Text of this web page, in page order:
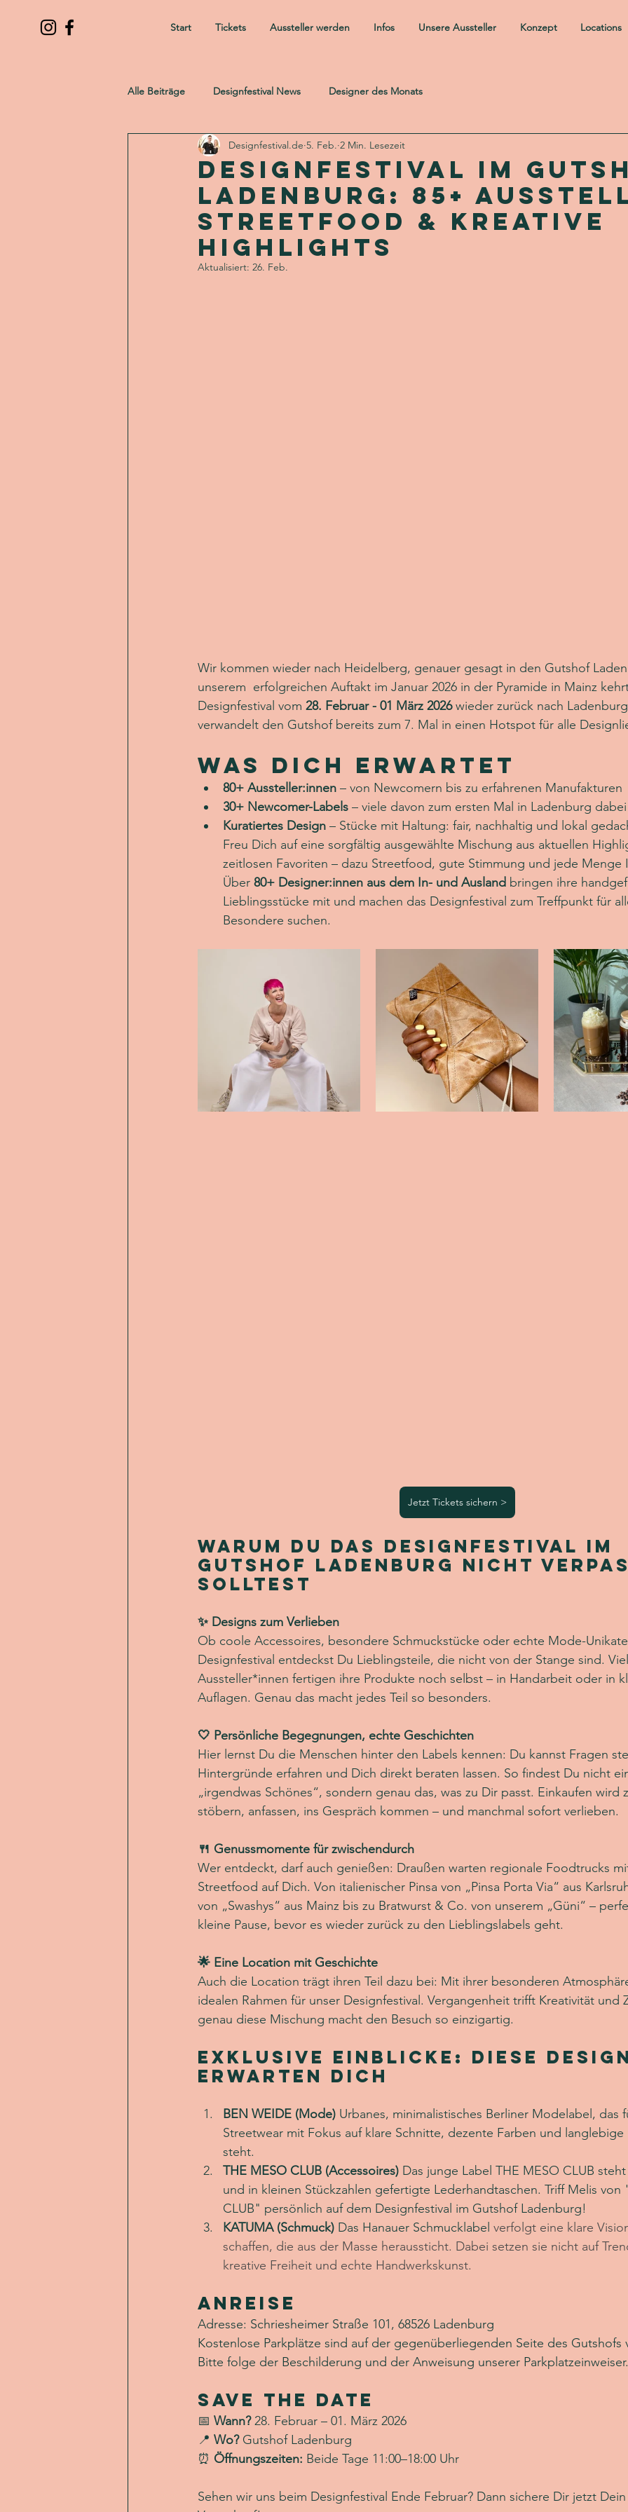
Start Tickets Aussteller werden Infos Unsere Aussteller Konzept Locations
Alle Beiträge Designfestival News Designer des Monats
Designfestival im
Ladenburg: 85+
Streetfood & kreative
Highlights
Designfestival.de 5. Feb. 2 Min. Lesezeit
Aktualisiert: 26. Feb.
Wir kommen wieder nach Heidelberg, genauer gesagt in den Gutshof
unserem  erfolgreichen Auftakt im Januar 2026 in der Pyramide in Mainz
Designfestival vom 28. Februar - 01 März 2026 wieder zurück nach
verwandelt den Gutshof bereits zum 7. Mal in einen Hotspot für alle
Was Dich erwartet
80+ Aussteller:innen – von Newcomern bis zu erfahrenen Manufakturen
30+ Newcomer-Labels – viele davon zum ersten Mal in Ladenburg dabei
Kuratiertes Design – Stücke mit Haltung: fair, nachhaltig und lokal
Freu Dich auf eine sorgfältig ausgewählte Mischung aus aktuellen
zeitlosen Favoriten – dazu Streetfood, gute Stimmung und jede
Über 80+ Designer:innen aus dem In- und Ausland bringen ihre
Lieblingsstücke mit und machen das Designfestival zum Treffpunkt für
Besondere suchen.
Jetzt Tickets sichern >
Warum du das Designfestival im
Gutshof Ladenburg nicht
solltest
✨ Designs zum Verlieben
Ob coole Accessoires, besondere Schmuckstücke oder echte Mode-
Designfestival entdeckst Du Lieblingsteile, die nicht von der Stange sind.
Aussteller*innen fertigen ihre Produkte noch selbst – in Handarbeit oder in
Auflagen. Genau das macht jedes Teil so besonders.
🤍 Persönliche Begegnungen, echte Geschichten
Hier lernst Du die Menschen hinter den Labels kennen: Du kannst Fragen
Hintergründe erfahren und Dich direkt beraten lassen. So findest Du nicht
„irgendwas Schönes“, sondern genau das, was zu Dir passt. Einkaufen wird
stöbern, anfassen, ins Gespräch kommen – und manchmal sofort verlieben.
🍴 Genussmomente für zwischendurch
Wer entdeckt, darf auch genießen: Draußen warten regionale Foodtrucks
Streetfood auf Dich. Von italienischer Pinsa von „Pinsa Porta Via“ aus
von „Swashys“ aus Mainz bis zu Bratwurst & Co. von unserem „Güni“ –
kleine Pause, bevor es wieder zurück zu den Lieblingslabels geht.
🌟 Eine Location mit Geschichte
Auch die Location trägt ihren Teil dazu bei: Mit ihrer besonderen
idealen Rahmen für unser Designfestival. Vergangenheit trifft Kreativität und
genau diese Mischung macht den Besuch so einzigartig.
Exklusive Einblicke: Diese
erwarten dich
BEN WEIDE (Mode) Urbanes, minimalistisches Berliner Modelabel,
Streetwear mit Fokus auf klare Schnitte, dezente Farben und
steht.
THE MESO CLUB (Accessoires) Das junge Label THE MESO CLUB
und in kleinen Stückzahlen gefertigte Lederhandtaschen. Triff Melis
CLUB" persönlich auf dem Designfestival im Gutshof Ladenburg!
KATUMA (Schmuck) Das Hanauer Schmucklabel verfolgt eine klare
schaffen, die aus der Masse heraussticht. Dabei setzen sie nicht auf
kreative Freiheit und echte Handwerkskunst.
Anreise
Adresse: Schriesheimer Straße 101, 68526 Ladenburg
Kostenlose Parkplätze sind auf der gegenüberliegenden Seite des
Bitte folge der Beschilderung und der Anweisung unserer Parkplatzeinweiser.
Save the Date
📅 Wann? 28. Februar – 01. März 2026
📍 Wo? Gutshof Ladenburg
⏰ Öffnungszeiten: Beide Tage 11:00–18:00 Uhr
Sehen wir uns beim Designfestival Ende Februar? Dann sichere Dir jetzt